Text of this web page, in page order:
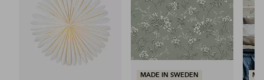
MADE IN SWEDEN